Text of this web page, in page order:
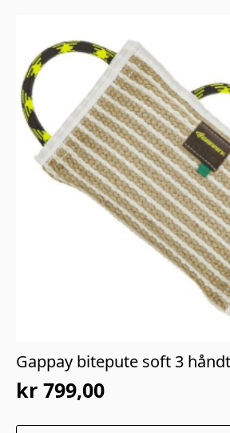
Gappay bitepute soft 3
kr 799,00